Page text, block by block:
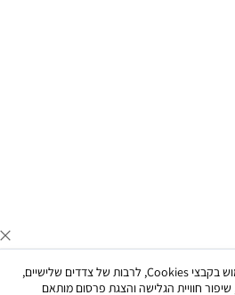
לידיעתך, באתרנו נעשה שימוש בקבצי Cookies, לרבות של צדדים שלישיים,
הגלישה והצגת פרסום מותאם